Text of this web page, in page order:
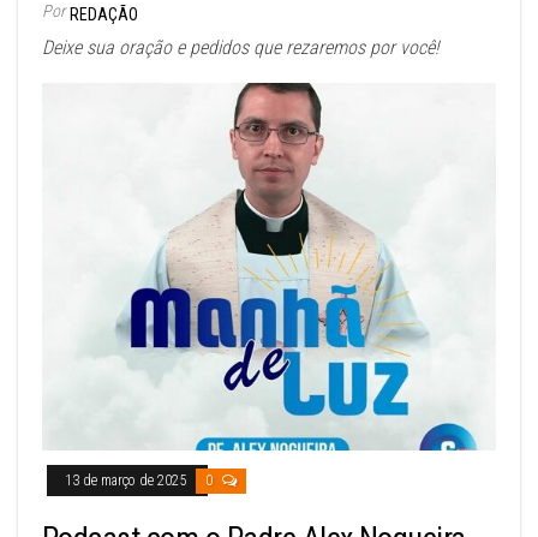
Por REDAÇÃO
Deixe sua oração e pedidos que rezaremos por você!
13 de março de 2025 0